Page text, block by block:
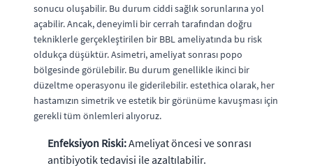
sonucu oluşabilir. Bu durum ciddi sağlık sorunlarına yol
açabilir. Ancak, deneyimli bir cerrah tarafından doğru
tekniklerle gerçekleştirilen bir BBL ameliyatında bu risk
oldukça düşüktür. Asimetri, ameliyat sonrası popo
bölgesinde görülebilir. Bu durum genellikle ikinci bir
düzeltme operasyonu ile giderilebilir. estethica olarak, her
hastamızın simetrik ve estetik bir görünüme kavuşması için
gerekli tüm önlemleri alıyoruz.
Enfeksiyon Riski:Ameliyat öncesi ve sonrası
antibiyotik tedavisi ile azaltılabilir.